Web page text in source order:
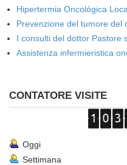
Hipertermia Oncológica
Prevenzione del tumore del
I consulti del dottor Pastore
Assistenza infermieristica
CONTATORE VISITE
Oggi
Settimana